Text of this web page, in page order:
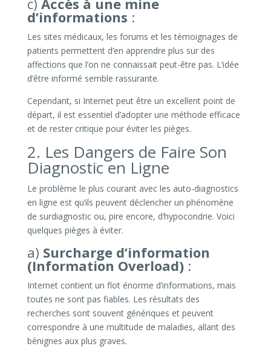
d’informations :
Les sites médicaux, les forums et les témoignages de
patients permettent d’en apprendre plus sur des
affections que l’on ne connaissait peut-être pas. L’idée
d’être informé semble rassurante.
Cependant, si Internet peut être un excellent point de
départ, il est essentiel d’adopter une méthode efficace
et de rester critique pour éviter les pièges.
2. Les Dangers de Faire Son
Diagnostic en Ligne
Le problème le plus courant avec les auto-diagnostics
en ligne est qu’ils peuvent déclencher un phénomène
de surdiagnostic ou, pire encore, d’hypocondrie. Voici
quelques pièges à éviter.
a) Surcharge d’information
(Information Overload):
Internet contient un flot énorme d’informations, mais
toutes ne sont pas fiables. Les résultats des
recherches sont souvent génériques et peuvent
correspondre à une multitude de maladies, allant des
bénignes aux plus graves.